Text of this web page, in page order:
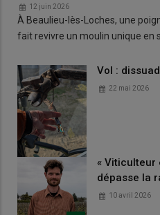
12 juin 2026
À Beaulieu-lès-Loches, une
fait revivre un moulin unique en
Vol :
22 mai 2026
« Viticulteur
dépasse la
10 avril 2026